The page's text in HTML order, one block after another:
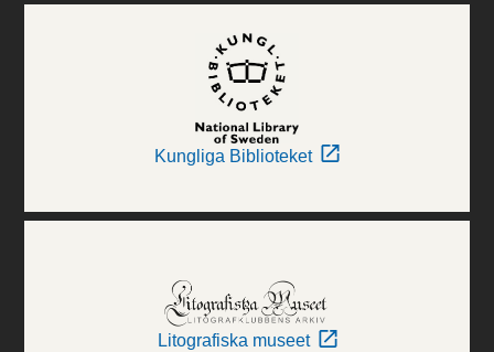
Kungliga Biblioteket
Litografiska museet